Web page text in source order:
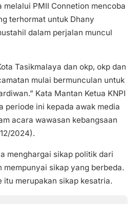
melalui PMII Connetion mencoba
terhormat untuk Dhany
dalam perjalan muncul
Tasikmalaya dan okp, okp dan
mulai bermunculan untuk
Kata Mantan Ketua KNPI
periode ini kepada awak media
acara wawasan kebangsaan
2024).
menghargai sikap politik dari
mempunyai sikap yang berbeda.
itu merupakan sikap kesatria.